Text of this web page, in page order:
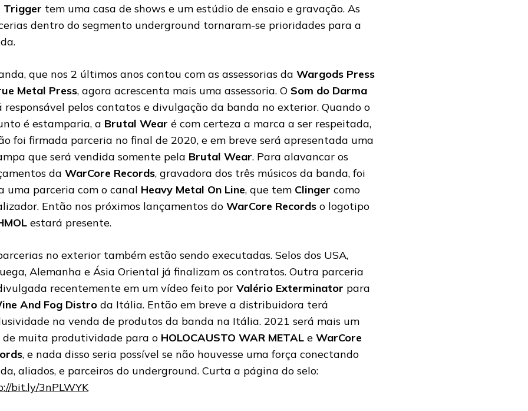
Trigger tem uma casa de shows e um estúdio de ensaio e gravação. As
dentro do segmento underground tornaram-se prioridades para a
que nos 2 últimos anos contou com as assessorias da Wargods Press
Metal Press, agora acrescenta mais uma assessoria. O Som do Darma
responsável pelos contatos e divulgação da banda no exterior. Quando o
é estamparia, a Brutal Wear é com certeza a marca a ser respeitada,
foi firmada parceria no final de 2020, e em breve será apresentada uma
que será vendida somente pela Brutal Wear. Para alavancar os
da WarCore Records, gravadora dos três músicos da banda, foi
uma parceria com o canal Heavy Metal On Line, que tem Clinger como
Então nos próximos lançamentos do WarCore Records o logotipo
estará presente.
no exterior também estão sendo executadas. Selos dos USA,
Alemanha e Ásia Oriental já finalizam os contratos. Outra parceria
recentemente em um vídeo feito por Valério Exterminator para
And Fog Distro da Itália. Então em breve a distribuidora terá
na venda de produtos da banda na Itália. 2021 será mais um
de muita produtividade para o HOLOCAUSTO WAR METAL e WarCore
, e nada disso seria possível se não houvesse uma força conectando
aliados, e parceiros do underground. Curta a página do selo:
bit.ly/3nPLWYK